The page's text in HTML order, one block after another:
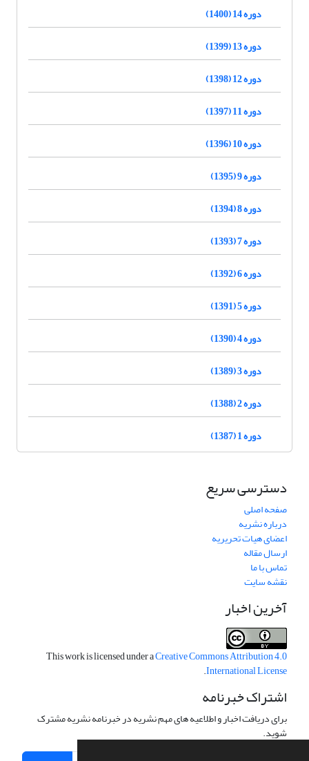
دوره 14 (1400)
دوره 13 (1399)
دوره 12 (1398)
دوره 11 (1397)
دوره 10 (1396)
دوره 9 (1395)
دوره 8 (1394)
دوره 7 (1393)
دوره 6 (1392)
دوره 5 (1391)
دوره 4 (1390)
دوره 3 (1389)
دوره 2 (1388)
دوره 1 (1387)
دسترسی سریع
صفحه اصلی
درباره نشریه
اعضای هیات تحریریه
ارسال مقاله
تماس با ما
نقشه سایت
آخرین اخبار
This work is licensed under aCreative Commons Attribution 4.0
International License
.
اشتراک خبرنامه
برای دریافت اخبار و اطلاعیه های مهم نشریه در خبرنامه نشریه مشترک
شوید.